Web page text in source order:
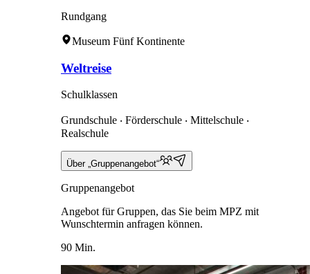
Rundgang
Museum Fünf Kontinente
Weltreise
Schulklassen
Grundschule ‧ Förderschule ‧ Mittelschule ‧
Realschule
Über „Gruppenangebot“
Gruppenangebot
Angebot für Gruppen, das Sie beim MPZ mit
Wunschtermin anfragen können.
90 Min.